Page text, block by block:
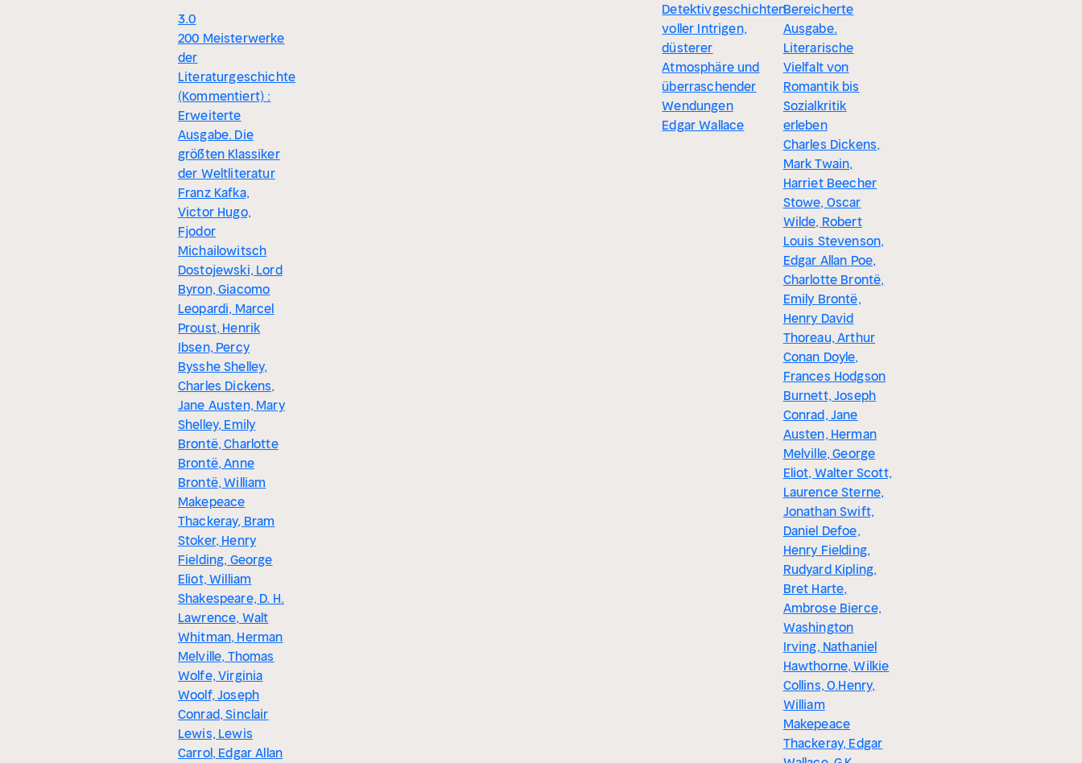
3.0
200 Meisterwerke
der
Literaturgeschichte
(Kommentiert) :
Erweiterte
Ausgabe. Die
größten Klassiker
der Weltliteratur
Franz Kafka,
Victor Hugo,
Fjodor
Michailowitsch
Dostojewski, Lord
Byron, Giacomo
Leopardi, Marcel
Proust, Henrik
Ibsen, Percy
Bysshe Shelley,
Charles Dickens,
Jane Austen, Mary
Shelley, Emily
Brontë, Charlotte
Brontë, Anne
Brontë, William
Makepeace
Thackeray, Bram
Stoker, Henry
Fielding, George
Eliot, William
Shakespeare, D. H.
Lawrence, Walt
Whitman, Herman
Melville, Thomas
Wolfe, Virginia
Woolf, Joseph
Conrad, Sinclair
Lewis, Lewis
Carrol, Edgar Allan
Detektivgeschichten
voller Intrigen,
düsterer
Atmosphäre und
überraschender
Wendungen
Edgar Wallace
Bereicherte
Ausgabe.
Literarische
Vielfalt von
Romantik bis
Sozialkritik
erleben
Charles Dickens,
Mark Twain,
Harriet Beecher
Stowe, Oscar
Wilde, Robert
Louis Stevenson,
Edgar Allan Poe,
Charlotte Brontë,
Emily Brontë,
Henry David
Thoreau, Arthur
Conan Doyle,
Frances Hodgson
Burnett, Joseph
Conrad, Jane
Austen, Herman
Melville, George
Eliot, Walter Scott,
Laurence Sterne,
Jonathan Swift,
Daniel Defoe,
Henry Fielding,
Rudyard Kipling,
Bret Harte,
Ambrose Bierce,
Washington
Irving, Nathaniel
Hawthorne, Wilkie
Collins, O.Henry,
William
Makepeace
Thackeray, Edgar